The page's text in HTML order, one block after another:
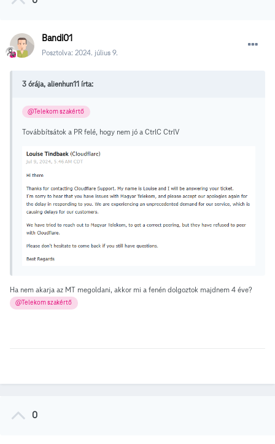
Bandi01
Posztolva: 2024. július 9.
3 órája, alienhun11 írta:
@Telekom szakértő
Továbbítsátok a PR felé, hogy nem jó a CtrlC CtrlV
Ha nem akarja az MT megoldani, akkor mi a fenén dolgoztok majdnem 4 éve?
@Telekom szakértő
0